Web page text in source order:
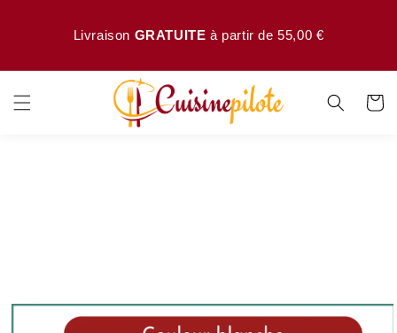
Livraison GRATUITE à partir de 55,00 €
Panier